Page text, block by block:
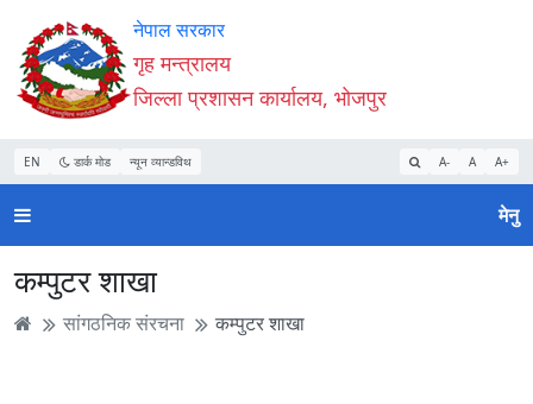
Accessibility
Mode
सुरु
गर्नुहोस्
सामाग्री
पढ्नुहाेस्
नेभिगेसन
पढ्नुहाेस्
वेबसाइट
खोजमा
जानुहोस्
नेपाल सरकार
गृह मन्त्रालय
जिल्ला प्रशासन कार्यालय, भोजपुर
EN डार्क मोड न्यून व्यान्डविथ A- A A+
मेनु
कम्पुटर शाखा
सांगठनिक संरचना कम्पुटर शाखा